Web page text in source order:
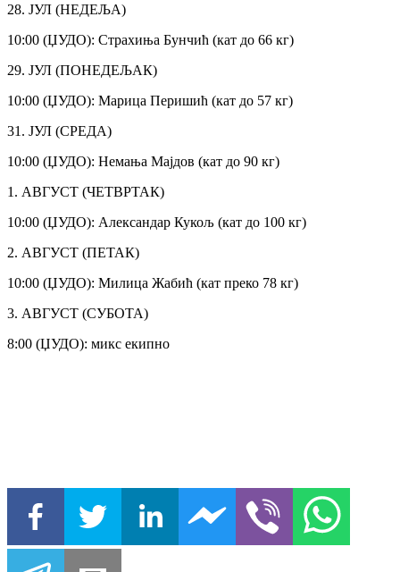
28. ЈУЛ (НЕДЕЉА)
10:00 (ЏУДО): Страхиња Бунчић (кат до 66 кг)
29. ЈУЛ (ПОНЕДЕЉАК)
10:00 (ЏУДО): Марица Перишић (кат до 57 кг)
31. ЈУЛ (СРЕДА)
10:00 (ЏУДО): Немања Мајдов (кат до 90 кг)
1. АВГУСТ (ЧЕТВРТАК)
10:00 (ЏУДО): Александар Кукољ (кат до 100 кг)
2. АВГУСТ (ПЕТАК)
10:00 (ЏУДО): Милица Жабић (кат преко 78 кг)
3. АВГУСТ (СУБОТА)
8:00 (ЏУДО): микс екипно